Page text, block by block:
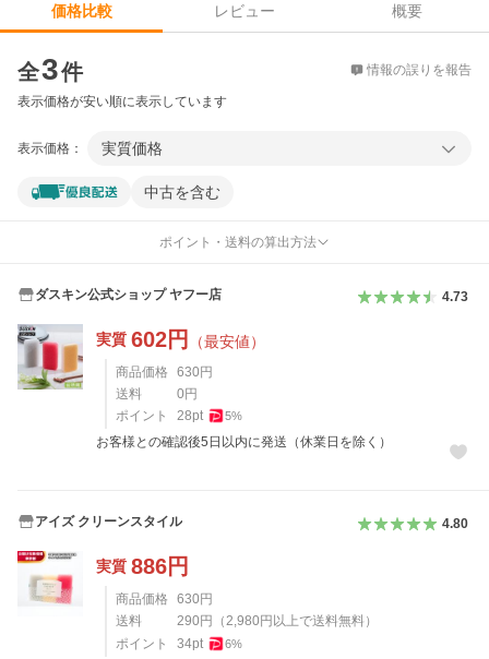
価格比較 レビュー
概要
全3件 情報の誤りを報告
表示価格が安い順に表示しています
表示価格： 実質価格
中古を含む
ポイント・送料の算出方法
ダスキン公式ショップ ヤフー店 4.73
実質 602円 （最安値）
商品価格 630 円
送料
0 円
ポイント
28pt 5%
お客様との確認後5日以内に発送（休業日を除く）
アイズ クリーンスタイル 4.80
実質 886円
商品価格 630 円
送料
290 円 （2,980 円以上で送料無料）
ポイント
34pt 6%